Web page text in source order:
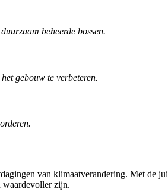
beheerde bossen.
gebouw te verbeteren.
van klimaatverandering. Met de
waardevoller zijn.